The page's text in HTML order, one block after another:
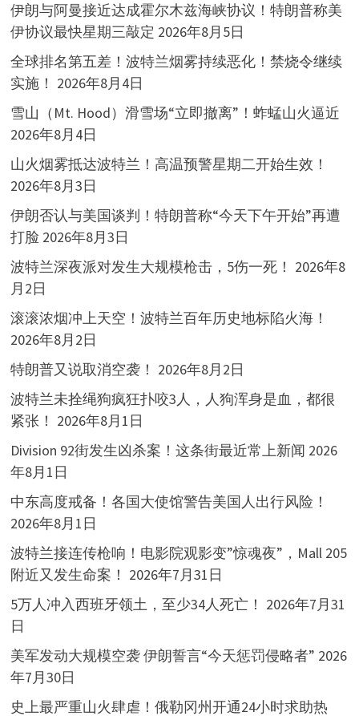
伊朗与阿曼接近达成霍尔木兹海峡协议！特朗普称美
伊协议最快星期三敲定 2026年8月5日
全球排名第五差！波特兰烟雾持续恶化！禁烧令继续
实施！ 2026年8月4日
雪山（Mt. Hood）滑雪场“立即撤离”！蚱蜢山火逼近
2026年8月4日
山火烟雾抵达波特兰！高温预警星期二开始生效！
2026年8月3日
伊朗否认与美国谈判！特朗普称“今天下午开始”再遭
打脸 2026年8月3日
波特兰深夜派对发生大规模枪击，5伤一死！ 2026年8
月2日
滚滚浓烟冲上天空！波特兰百年历史地标陷火海！
2026年8月2日
特朗普又说取消空袭！ 2026年8月2日
波特兰未拴绳狗疯狂扑咬3人，人狗浑身是血，都很
紧张！ 2026年8月1日
Division 92街发生凶杀案！这条街最近常上新闻 2026
年8月1日
中东高度戒备！各国大使馆警告美国人出行风险！
2026年8月1日
波特兰接连传枪响！电影院观影变”惊魂夜”，Mall 205
附近又发生命案！ 2026年7月31日
5万人冲入西班牙领土，至少34人死亡！ 2026年7月31
日
美军发动大规模空袭 伊朗誓言“今天惩罚侵略者” 2026
年7月30日
史上最严重山火肆虐！俄勒冈州开通24小时求助热